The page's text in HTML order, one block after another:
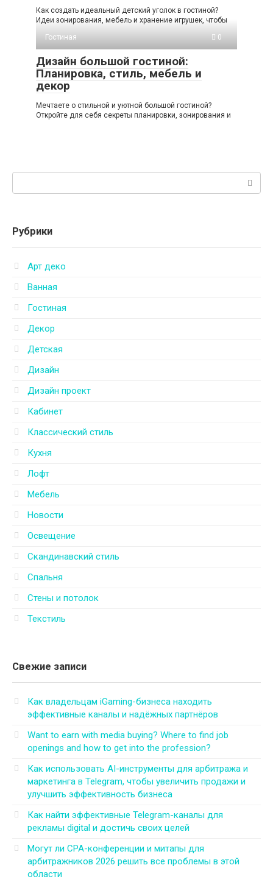
Как создать идеальный детский уголок в гостиной?
Идеи зонирования, мебель и хранение игрушек, чтобы
Гостиная
0
Дизайн большой гостиной:
Планировка, стиль, мебель и
декор
Мечтаете о стильной и уютной большой гостиной?
Откройте для себя секреты планировки, зонирования и
Рубрики
Арт деко
Ванная
Гостиная
Декор
Детская
Дизайн
Дизайн проект
Кабинет
Классический стиль
Кухня
Лофт
Мебель
Новости
Освещение
Скандинавский стиль
Спальня
Стены и потолок
Текстиль
Свежие записи
Как владельцам iGaming-бизнеса находить
эффективные каналы и надёжных партнёров
Want to earn with media buying? Where to find job
openings and how to get into the profession?
Как использовать AI-инструменты для арбитража и
маркетинга в Telegram, чтобы увеличить продажи и
улучшить эффективность бизнеса
Как найти эффективные Telegram-каналы для
рекламы digital и достичь своих целей
Могут ли CPA-конференции и митапы для
арбитражников 2026 решить все проблемы в этой
области